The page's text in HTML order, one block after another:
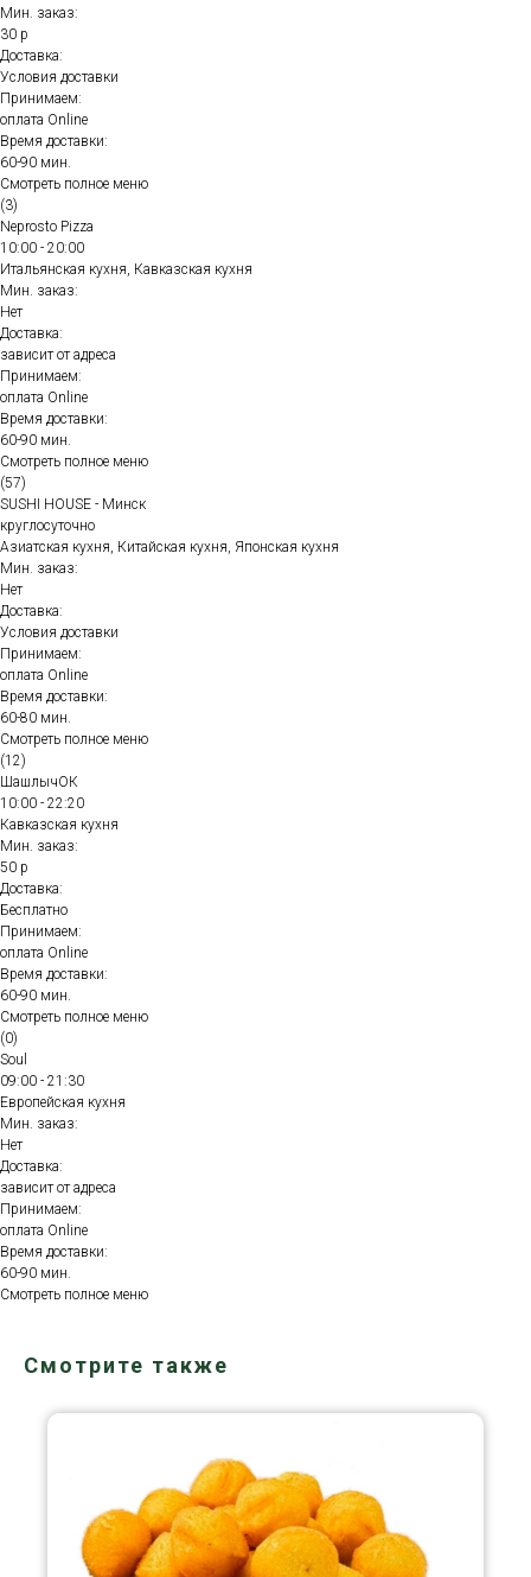
Мин. заказ:
30 р
Доставка:
Условия доставки
Принимаем:
оплата Online
Время доставки:
60-90 мин.
Смотреть полное меню
(3)
Neprosto Pizza
10:00 - 20:00
Итальянская кухня, Кавказская кухня
Мин. заказ:
Нет
Доставка:
зависит от адреса
Принимаем:
оплата Online
Время доставки:
60-90 мин.
Смотреть полное меню
(57)
SUSHI HOUSE - Минск
круглосуточно
Азиатская кухня, Китайская кухня, Японская кухня
Мин. заказ:
Нет
Доставка:
Условия доставки
Принимаем:
оплата Online
Время доставки:
60-80 мин.
Смотреть полное меню
(12)
ШашлычОК
10:00 - 22:20
Кавказская кухня
Мин. заказ:
50 р
Доставка:
Бесплатно
Принимаем:
оплата Online
Время доставки:
60-90 мин.
Смотреть полное меню
(0)
Soul
09:00 - 21:30
Европейская кухня
Мин. заказ:
Нет
Доставка:
зависит от адреса
Принимаем:
оплата Online
Время доставки:
60-90 мин.
Смотреть полное меню
Смотрите также